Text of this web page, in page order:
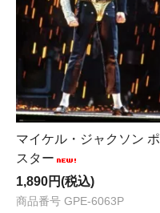
マイケル・ジャクソン ポ
スター
1,890円(税込)
商品番号 GPE-6063P